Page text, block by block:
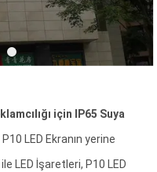
için IP65 Suya
LED Ekranın yerine
LED İşaretleri, P10 LED